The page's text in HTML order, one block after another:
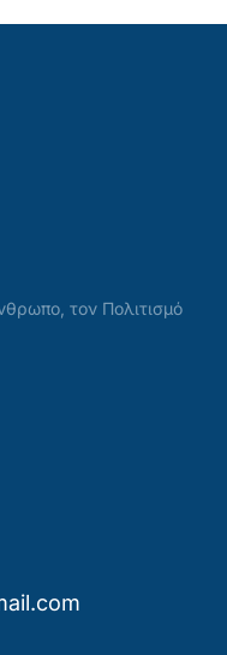
τον Πολιτισμό